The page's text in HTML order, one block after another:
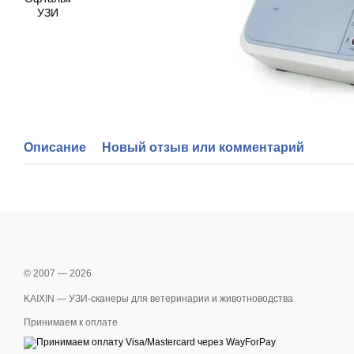
Описание Новый отзыв или комментарий
© 2007 — 2026
KAIXIN — УЗИ-сканеры для ветеринарии и животноводства
Принимаем к оплате